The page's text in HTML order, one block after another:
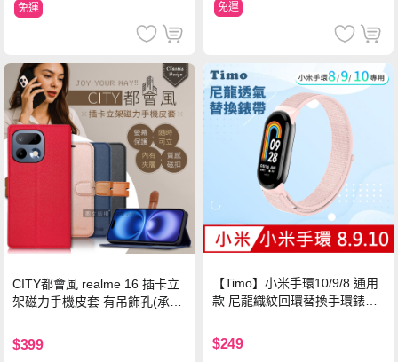
免運 免運
CITY都會風 realme 16 插卡立
架磁力手機皮套 有吊飾孔(承諾
$399
【Timo】小米手環10/9/8 通用
款 尼龍織紋回環替換手環錶帶-
$249